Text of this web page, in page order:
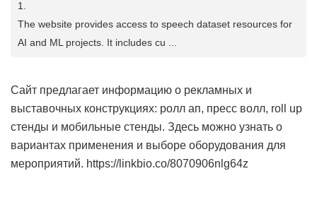
1.
The website provides access to speech dataset resources for
AI and ML projects. It includes cu ...
Сайт предлагает информацию о рекламных и
выставочных конструкциях: ролл ап, пресс волл, roll up
стенды и мобильные стенды. Здесь можно узнать о
вариантах применения и выборе оборудования для
мероприятий. https://linkbio.co/8070906nlg64z